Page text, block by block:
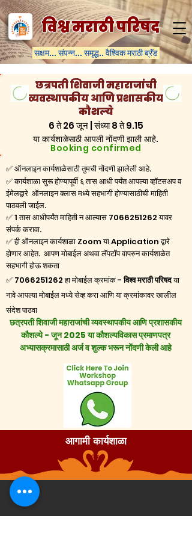
विश्व मराठी परिषद
सक्षम... संपन्न... समृद्ध.. वैश्विक मराठी ब्रॅंड
छत्रपती शिवाजी महाराजांची
व्यवस्थापकीय आणि प्रशासकीय
कौशल्ये
6 ते 26 जून | संध्या 8 ते 9.15
या कार्यशाळेसाठी आपली नोंदणी झाली आहे.
Booking confirmed
✅ ऑनलाइन कार्यशाळेसाठी तुमची नोंदणी झालेली आहे.
✅ कार्यशाळा सुरू होण्यापूर्वी ६ तास आधी पर्यंत आपल्या व्हॉटसअप व
ईमेलद्वारे ऑनलाइन क्लास मध्ये सहभागी होण्यासाठीची माहिती
पाठवली जाईल.
✅ 1 तास आधीपर्यंत माहिती न आल्यास 7066251262यावर
संपर्क करावा.
✅ ही ऑनलाइन कार्यशाळा Zoom या Application द्वारे
होणार आहेत. आपण मोबाईल अथवा लॅपटॉप वापरुन कार्यशाळेत
सहभागी होऊ शकता
✅ 7066251262हा मोबाईल क्रमांक -विश्व मराठी परिषदया
नावे आपल्या मोबाईल मध्येसेव्ह करा आणि या क्रमांकावर खालील
संदेश पाठवा
छत्रपती शिवाजी महाराजांची व्यवस्थापकीय आणि प्रशासकीय
कौशल्ये - जून 2025 या कौशल्यविकास प्रमाणपत्र
अभ्यासक्रमासाठी अर्ज व शुल्क भरून नोंदणी केली आहे
आगामी कार्यशाळा